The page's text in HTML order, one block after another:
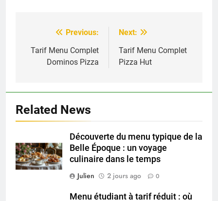
Navigation
de
Previous:
Tarif Menu Complet
Dominos Pizza
Next:
Tarif Menu Complet
Pizza Hut
Related News
Découverte du menu typique de la
Belle Époque : un voyage
culinaire dans le temps
Julien
2 jours ago 0
Menu étudiant à tarif réduit : où